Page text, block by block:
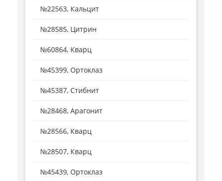
№22563, Кальцит
№28585, Цитрин
№60864, Кварц
№45399, Ортоклаз
№45387, Стибнит
№28468, Арагонит
№28566, Кварц
№28507, Кварц
№45439, Ортоклаз